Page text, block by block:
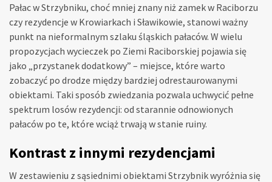
Pałac w Strzybniku, choć mniej znany niż zamek w Raciborzu
czy rezydencje w Krowiarkach i Sławikowie, stanowi ważny
punkt na nieformalnym szlaku śląskich pałaców. W wielu
propozycjach wycieczek po Ziemi Raciborskiej pojawia się
jako „przystanek dodatkowy” – miejsce, które warto
zobaczyć po drodze między bardziej odrestaurowanymi
obiektami. Taki sposób zwiedzania pozwala uchwycić pełne
spektrum losów rezydencji: od starannie odnowionych
pałaców po te, które wciąż trwają w stanie ruiny.
Kontrast z innymi rezydencjami
W zestawieniu z sąsiednimi obiektami Strzybnik wyróżnia się